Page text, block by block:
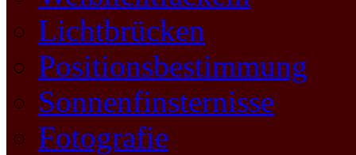
Lichtbrücken
Positionsbestimmung
Sonnenfinsternisse
Fotografie